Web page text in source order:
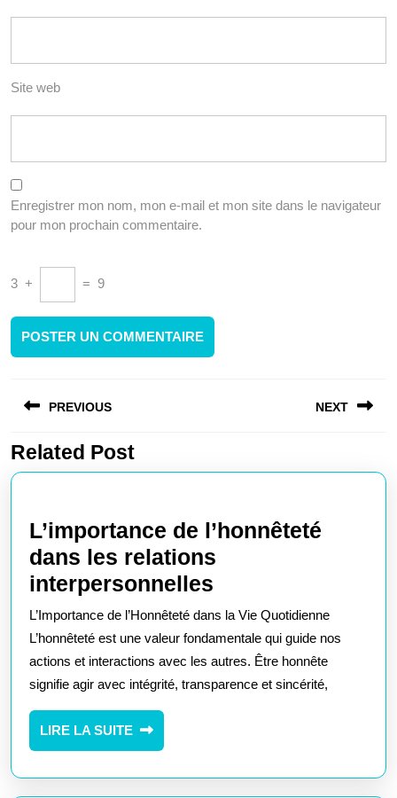
Site web
Enregistrer mon nom, mon e-mail et mon site dans le navigateur
pour mon prochain commentaire.
3 + = 9
de
l’article
PREVIOUS
Article
précédent
NEXT
suivant
Related Post
L’importance de l’honnêteté
dans les relations
interpersonnelles
de
l’honnêteté
dans
les
L’Importance de l’Honnêteté dans la Vie Quotidienne
L’honnêteté est une valeur fondamentale qui guide nos
actions et interactions avec les autres. Être honnête
signifie agir avec intégrité, transparence et sincérité,
LIRE LA SUITE
LIRE
LA